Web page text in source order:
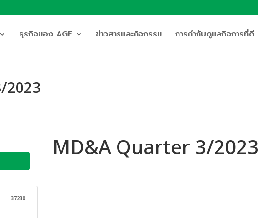
ธุรกิจของ AGE ข่าวสารและกิจกรรม การกำกับดูแลกิจการที่ดี
2023
37230
MD&A Quarter 3/2023